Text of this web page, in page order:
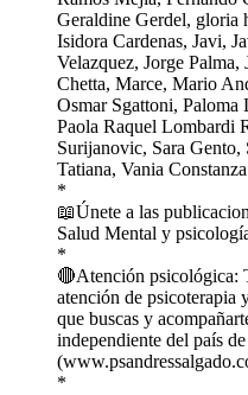
Geraldine Gerdel, gloria
Isidora Cardenas, Javi,
Velazquez, Jorge
Chetta, Marce, Mario
Osmar Sgattoni,
Paola Raquel Lombardi
Surijanovic, Sara
Tatiana, Vania Constanza
*
📖Únete a las
Salud Mental y
*
🔴Atención psicológica:
atención de psicoterapia
que buscas y
independiente del país
*